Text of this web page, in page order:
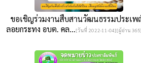
ขอเชิญร่วมงานสืบสานวัฒนธรรมประเ
ลอยกระทง อบต. คล...[วันที่ 2022-11-04][ผู้อ่าน 365]